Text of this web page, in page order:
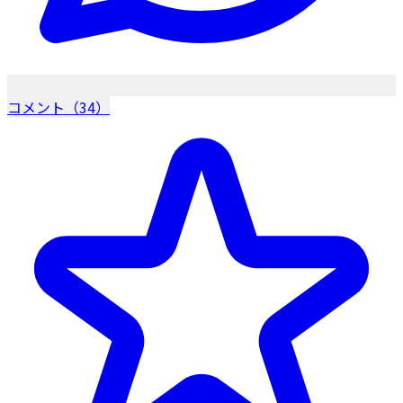
コメント（34）